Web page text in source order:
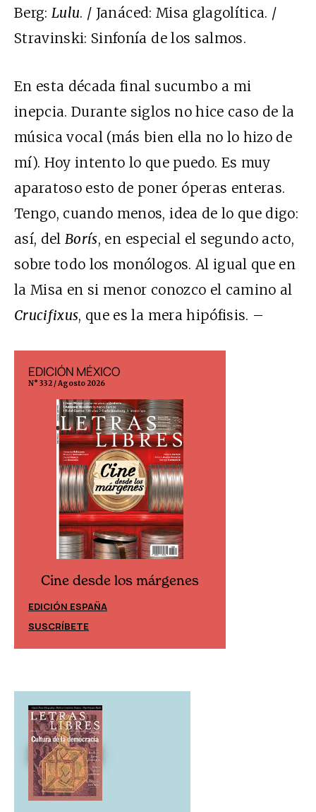
Berg:Lulu. / Janáced: Misa glagolítica. /
Stravinski: Sinfonía de los salmos.
En esta década final sucumbo a mi
inepcia. Durante siglos no hice caso de la
música vocal (más bien ella no lo hizo de
mí). Hoy intento lo que puedo. Es muy
aparatoso esto de poner óperas enteras.
Tengo, cuando menos, idea de lo que digo:
así, delBorís, en especial el segundo acto,
sobre todo los monólogos. Al igual que en
la Misa en si menor conozco el camino al
Crucifixus, que es la mera hipófisis. –
EDICIÓN MÉXICO
N° 332 / Agosto 2026
Cine desde los márgenes
EDICIÓN ESPAÑA
SUSCRÍBETE